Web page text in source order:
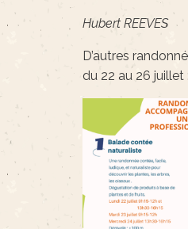
Hubert REEVES
D’autres
du 22 au 26 juillet :